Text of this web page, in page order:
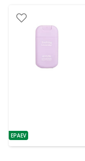
nõuanne
EPAEV